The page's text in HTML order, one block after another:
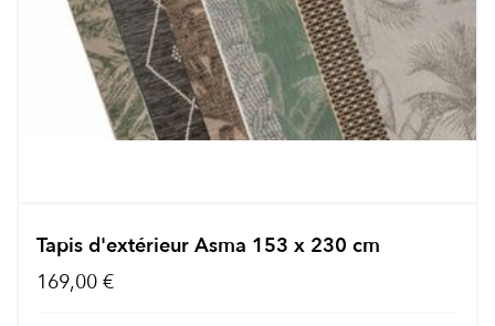
Tapis d'extérieur Asma 153 x 230 cm
169,00 €